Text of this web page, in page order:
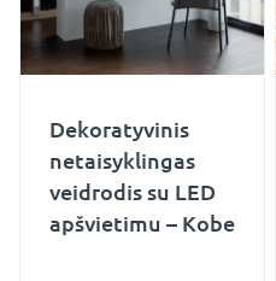
Dekoratyvinis
netaisyklingas
veidrodis su LED
apšvietimu – Kobe